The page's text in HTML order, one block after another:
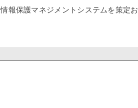
報保護マネジメントシステムを策定お